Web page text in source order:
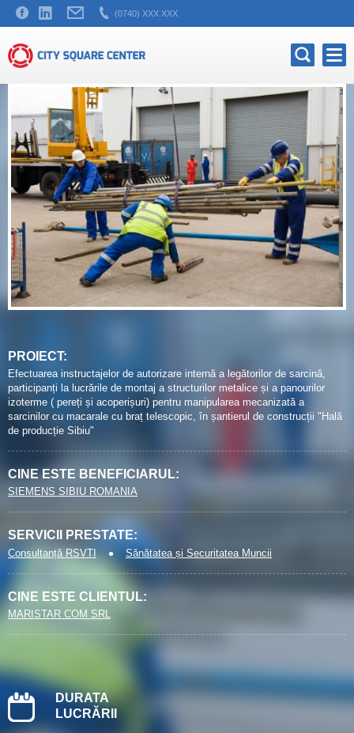
(0740) XXX XXX
PROIECT:
Efectuarea instructajelor de autorizare internă a legătorilor de sarcină,
participanți la lucrările de montaj a structurilor metalice și a panourilor
izoterme ( pereți și acoperișuri) pentru manipularea mecanizată a
sarcinilor cu macarale cu braț telescopic, în șantierul de construcții "Hală
de producție Sibiu"
CINE ESTE BENEFICIARUL:
SIEMENS SIBIU ROMANIA
SERVICII PRESTATE:
Consultanță RSVTI Sănătatea și Securitatea Muncii
CINE ESTE CLIENTUL:
MARISTAR COM SRL
DURATA
LUCRĂRII